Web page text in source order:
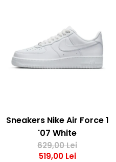
Sneakers Nike Air Force 1
'07 White
629,00 Lei
519,00 Lei